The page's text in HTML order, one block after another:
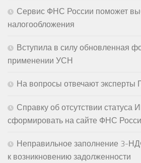
Сервис ФНС России поможет
налогообложения
Вступила в силу обновленная
применении УСН
На вопросы отвечают
Справку об отсутствии статуса
сформировать на сайте ФНС
Неправильное заполнение 3-
к возникновению задолженности